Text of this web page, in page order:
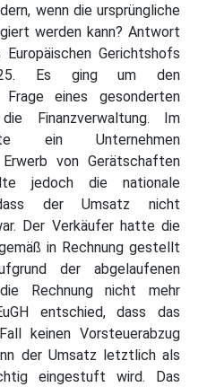
wenn die ursprüngliche
werden kann? Antwort
Gerichtshofs
Es ging um den
eines gesonderten
Finanzverwaltung. Im
ein Unternehmen
von Gerätschaften
jedoch die nationale
der Umsatz nicht
Der Verkäufer hatte die
in Rechnung gestellt
der abgelaufenen
Rechnung nicht mehr
entschied, dass das
keinen Vorsteuerabzug
der Umsatz letztlich als
eingestuft wird. Das